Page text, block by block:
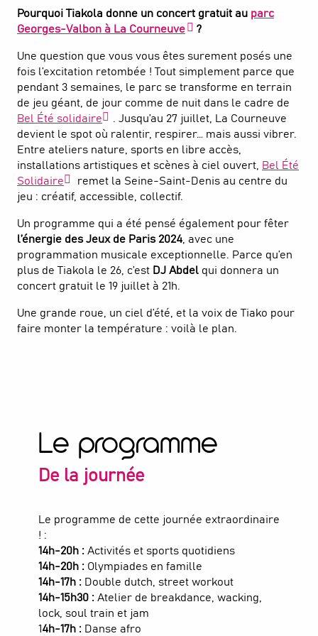
Pourquoi Tiakola donne un concert gratuit au parc
Georges-Valbon à La Courneuve
?
Une question que vous vous êtes surement posés une
fois l’excitation retombée ! Tout simplement parce que
pendant 3 semaines, le parc se transforme en terrain
de jeu géant, de jour comme de nuit dans le cadre de
Bel Été solidaire
. Jusqu’au 27 juillet, La Courneuve
devient le spot où ralentir, respirer… mais aussi vibrer.
Entre ateliers nature, sports en libre accès,
installations artistiques et scènes à ciel ouvert,
Bel Été
Solidaire
remet la Seine-Saint-Denis au centre du
jeu : créatif, accessible, collectif.
Un programme qui a été pensé également pour fêter
l’énergie des Jeux de Paris 2024 , avec une
programmation musicale exceptionnelle. Parce qu’en
plus de Tiakola le 26, c’est DJ Abdel qui donnera un
concert gratuit le 19 juillet à 21h.
Une grande roue, un ciel d’été, et la voix de Tiako pour
faire monter la température : voilà le plan.
Le programme
De la journée
Le programme de cette journée extraordinaire
! :
14h-20h : Activités et sports quotidiens
14h-20h : Olympiades en famille
14h-17h : Double dutch, street workout
14h-15h30 : Atelier de breakdance, wacking,
lock, soul train et jam
14h-17h : Danse afro